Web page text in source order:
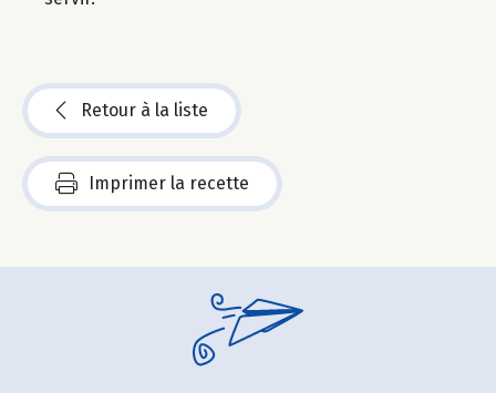
Retour à la liste
Imprimer la recette